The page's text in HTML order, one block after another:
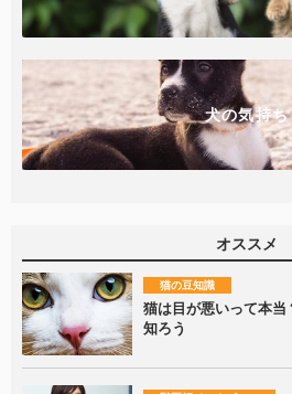
犬の気持ち
オススメ
猫の豆知識
猫は目が悪いって本
知ろう